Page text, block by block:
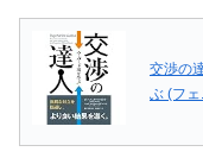
交渉の
ぶ (フ